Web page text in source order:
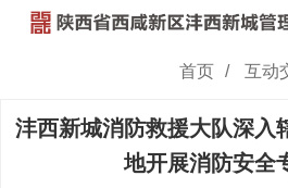
首页 / 互动
沣西新城消防救援大队深入
地开展消防安全